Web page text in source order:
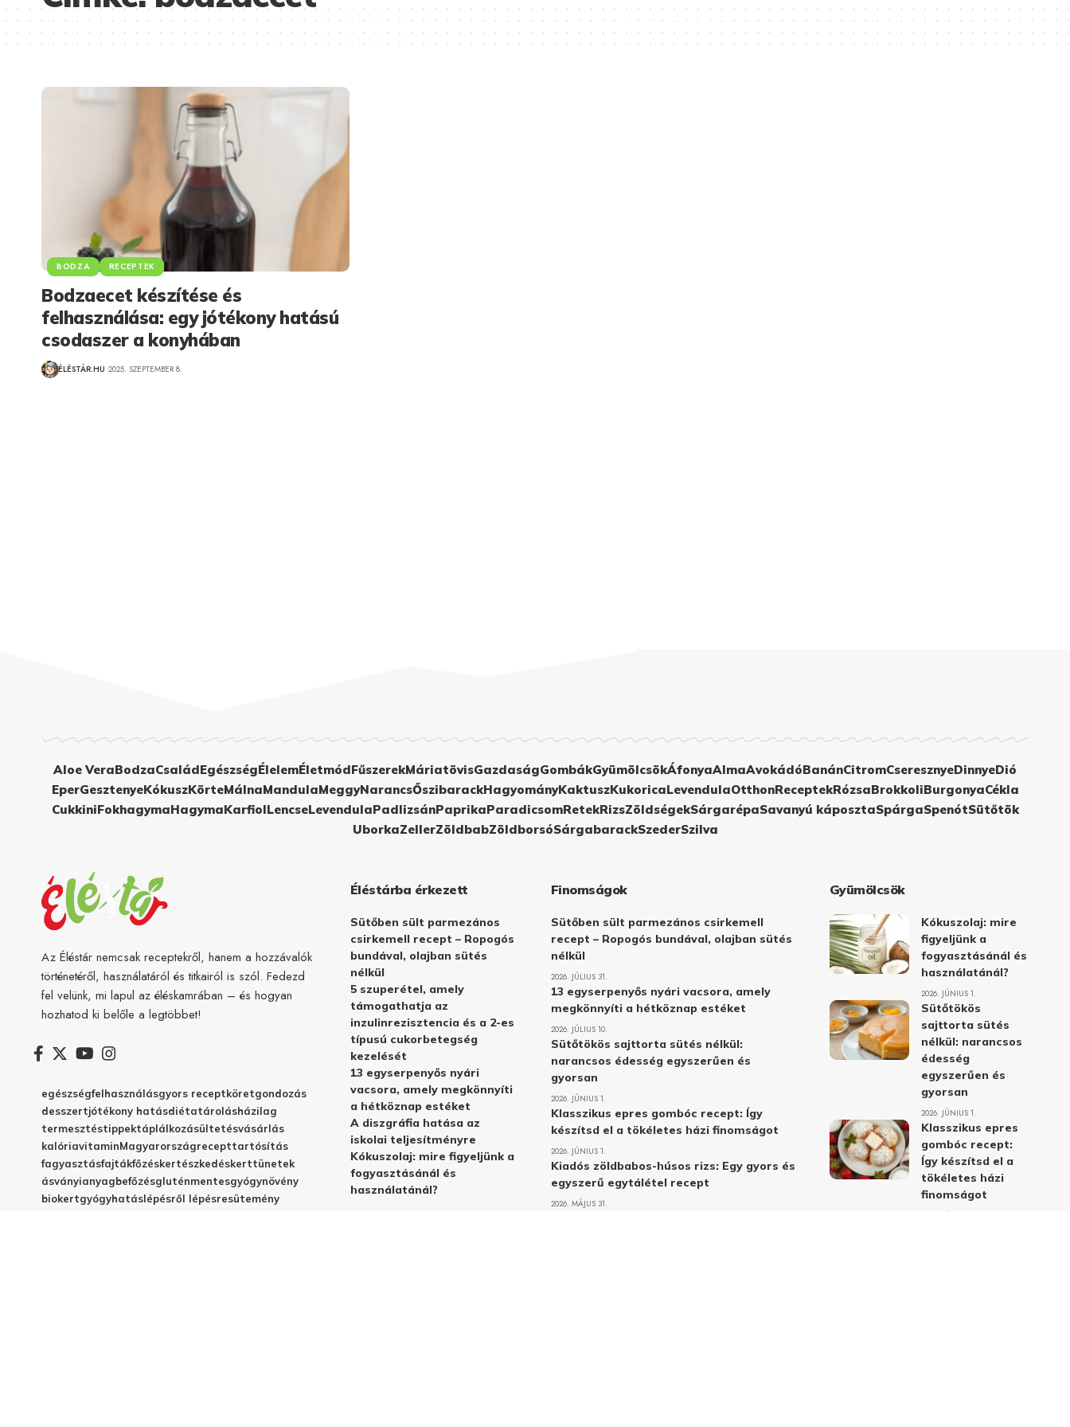
BODZA RECEPTEK
Bodzaecet készítése és
felhasználása: egy jótékony hatású
csodaszer a konyhában
ÉLÉSTÁR.HU 2025. SZEPTEMBER 8.
Aloe VeraBodzaCsaládEgészségÉlelemÉletmódFűszerekMáriatövisGazdaságGombákGyümölcsökÁfonyaAlmaAvokádóBanánCitromCseresznyeDinnyeDió
EperGesztenyeKókuszKörteMálnaMandulaMeggyNarancsŐszibarackHagyományKaktuszKukoricaLevendulaOtthonReceptekRózsaBrokkoliBurgonyaCékla
CukkiniFokhagymaHagymaKarfiolLencseLevendulaPadlizsánPaprikaParadicsomRetekRizsZöldségekSárgarépaSavanyú káposztaSpárgaSpenótSütőtök
UborkaZellerZöldbabZöldborsóSárgabarackSzederSzilva
Az Éléstár nemcsak receptekről, hanem a hozzávalók
történetéről, használatáról és titkairól is szól. Fedezd
fel velünk, mi lapul az éléskamrában – és hogyan
hozhatod ki belőle a legtöbbet!
egészségfelhasználásgyors receptköretgondozás
desszertjótékony hatásdiétatárolásházilag
termesztéstippektáplálkozásültetésvásárlás
kalóriavitaminMagyarországrecepttartósítás
fagyasztásfajtákfőzéskertészkedéskerttünetek
ásványianyagbefőzésgluténmentesgyógynövény
biokertgyógyhatáslépésről lépésresütemény
Éléstárba érkezett
Sütőben sült parmezános
csirkemell recept – Ropogós
bundával, olajban sütés
nélkül
5 szuperétel, amely
támogathatja az
inzulinrezisztencia és a 2-es
típusú cukorbetegség
kezelését
13 egyserpenyős nyári
vacsora, amely megkönnyíti
a hétköznap estéket
A diszgráfia hatása az
iskolai teljesítményre
Kókuszolaj: mire figyeljünk a
fogyasztásánál és
használatánál?
Finomságok
Sütőben sült parmezános csirkemell
recept – Ropogós bundával, olajban sütés
nélkül
2026. JÚLIUS 31.
13 egyserpenyős nyári vacsora, amely
megkönnyíti a hétköznap estéket
2026. JÚLIUS 10.
Sütőtökös sajttorta sütés nélkül:
narancsos édesség egyszerűen és
gyorsan
2026. JÚNIUS 1.
Klasszikus epres gombóc recept: Így
készítsd el a tökéletes házi finomságot
2026. JÚNIUS 1.
Kiadós zöldbabos-húsos rizs: Egy gyors és
egyszerű egytálétel recept
2026. MÁJUS 31.
Gyümölcsök
Kókuszolaj: mire
figyeljünk a
fogyasztásánál és
használatánál?
2026. JÚNIUS 1.
Sütőtökös
sajttorta sütés
nélkül: narancsos
édesség
egyszerűen és
gyorsan
2026. JÚNIUS 1.
Klasszikus epres
gombóc recept:
Így készítsd el a
tökéletes házi
finomságot
2026. JÚNIUS 1.